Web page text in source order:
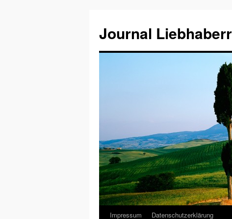
Journal
ZumImpressum Datenschutzerklärung